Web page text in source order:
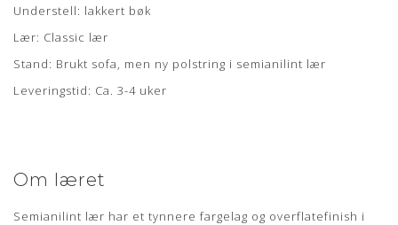
Understell: lakkert bøk
Lær: Classic lær
Stand: Brukt sofa, men ny polstring i semianilint lær
Leveringstid: Ca. 3-4 uker
Om læret
Semianilint lær har et tynnere fargelag og overflatefinish i